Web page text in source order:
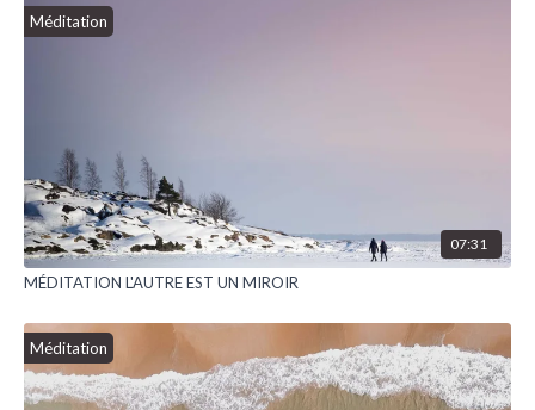
Méditation
07:31
MÉDITATION L'AUTRE EST UN MIROIR
Méditation